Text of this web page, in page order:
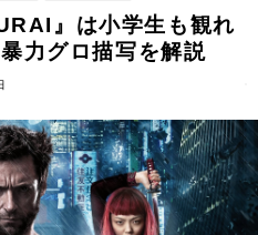
』は小学生も観れ
力グロ描写を解説